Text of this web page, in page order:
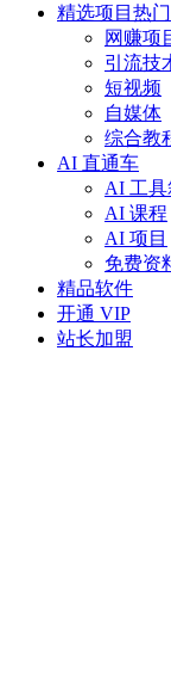
精选项目 热门
网赚项
引流技
短视频
自媒体
综合教
AI 直通车
AI 工具
AI 课程
AI 项目
免费资
精品软件
开通 VIP
站长加盟